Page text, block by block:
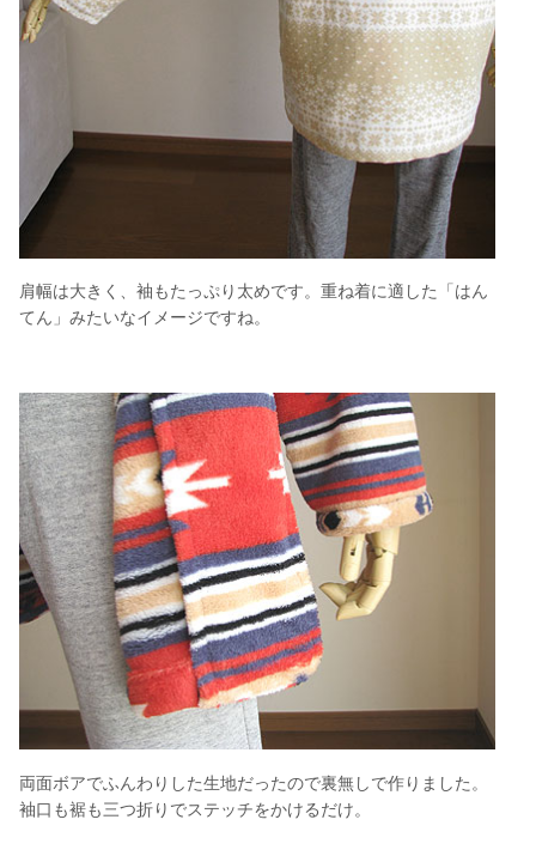
肩幅は大きく、袖もたっぷり太めです。重ね着に適した「はん
てん」みたいなイメージですね。
両面ボアでふんわりした生地だったので裏無しで作りました。
袖口も裾も三つ折りでステッチをかけるだけ。